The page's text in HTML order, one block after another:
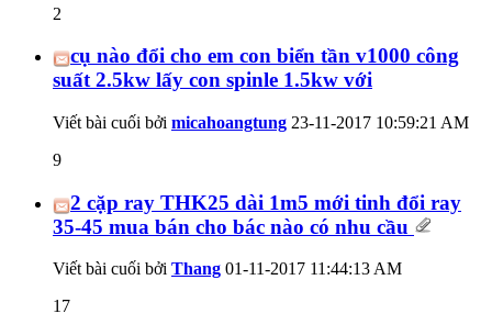
2
cụ nào đổi cho em con biển tần v1000 công
suất 2.5kw lấy con spinle 1.5kw với
Viết bài cuối bởi micahoangtung 23-11-2017 10:59:21 AM
9
2 cặp ray THK25 dài 1m5 mới tinh đổi ray
35-45 mua bán cho bác nào có nhu cầu
Viết bài cuối bởi Thang 01-11-2017 11:44:13 AM
17